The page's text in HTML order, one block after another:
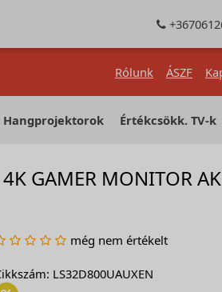
Rólunk ÁSZF
Hangprojektorok Értékcsökk. TV-k
GAMER MONITOR
még nem értékelt
LS32D800UAUXEN